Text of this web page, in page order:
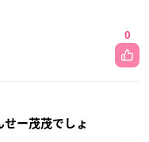
0
せー茂茂でしょ